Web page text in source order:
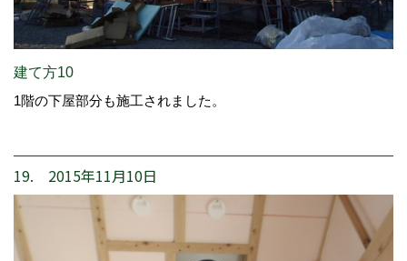
建て方10
1階の下屋部分も施工されました。
19. 2015年11月10日